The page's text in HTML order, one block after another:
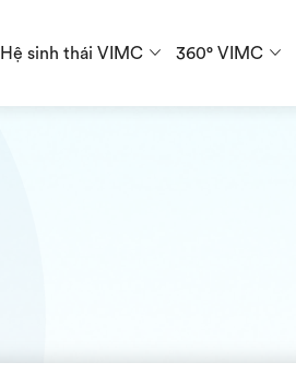
Hệ sinh thái VIMC 360° VIMC